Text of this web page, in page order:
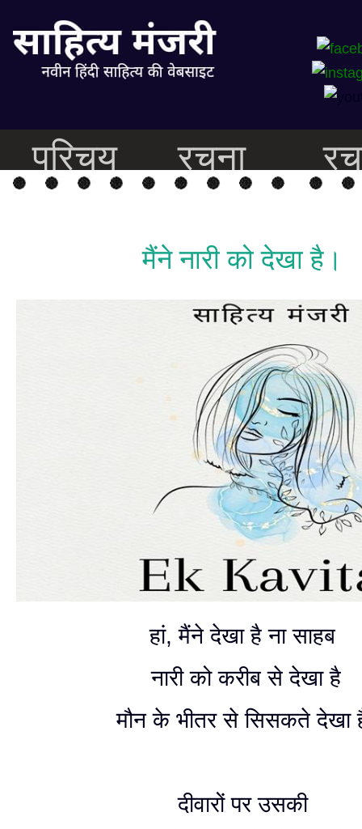
परिचय रचना
मैंने नारी को देखा है।
हां, मैंने देखा है ना साहब
नारी को करीब से देखा है
मौन के भीतर से सिसकते देखा
दीवारों पर उसकी